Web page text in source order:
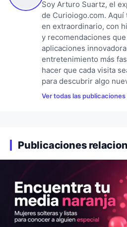
Soy Arturo Suartz, el
de Curioiogo.com.
en extraordinario, con
y recomendaciones
aplicaciones
entretenimiento más
hacer que cada visita
para descubrir algo
Ver todas las
Publicaciones